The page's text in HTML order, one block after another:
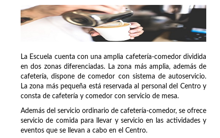
La Escuela cuenta con una amplia cafetería-comedor dividida
en dos zonas diferenciadas. La zona más amplia, además de
cafetería, dispone de comedor con sistema de autoservicio.
La zona más pequeña está reservada al personal del Centro y
consta de cafetería y comedor con servicio de mesa.
Además del servicio ordinario de cafetería-comedor, se ofrece
servicio de comida para llevar y servicio en las actividades y
eventos que se llevan a cabo en el Centro.